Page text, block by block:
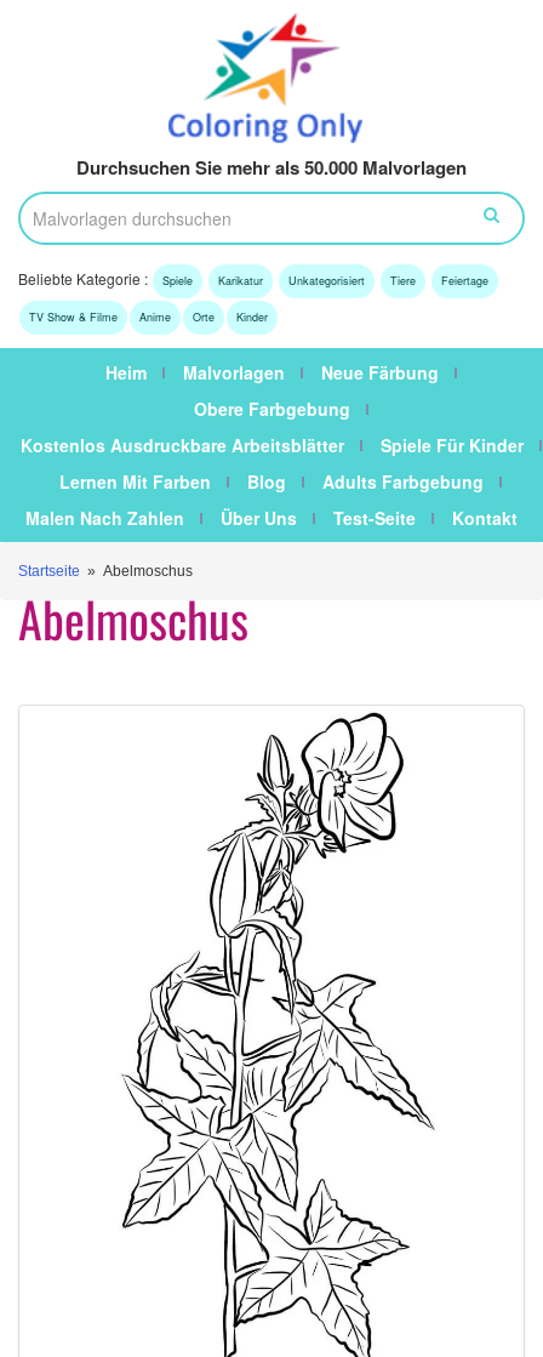
Durchsuchen Sie mehr als 50.000 Malvorlagen
Beliebte Kategorie : Spiele Karikatur Unkategorisiert Tiere Feiertage
TV Show & Filme Anime Orte Kinder
Heim Malvorlagen
Neue Färbung
Obere Farbgebung
Kostenlos Ausdruckbare Arbeitsblätter
Spiele Für Kinder
Lernen Mit Farben
Blog
Adults Farbgebung
Malen Nach Zahlen
Über Uns Test-Seite Kontakt
Startseite » Abelmoschus
Abelmoschus